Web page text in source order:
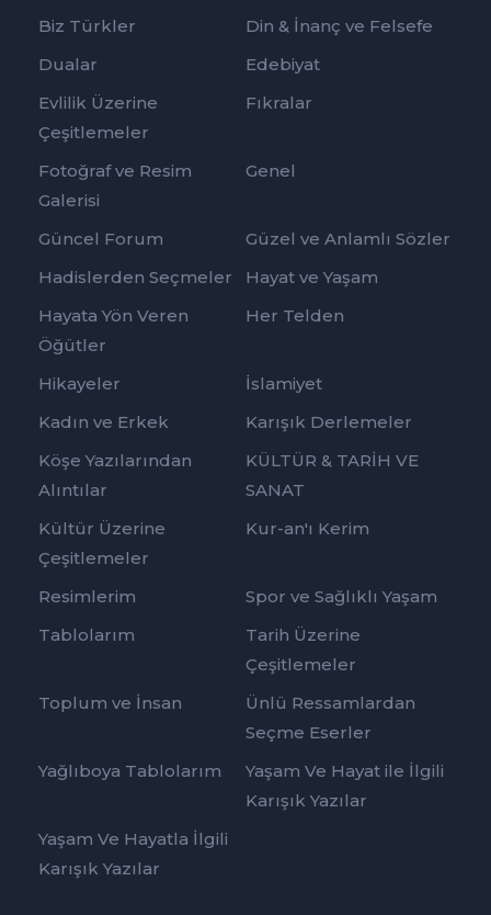
Biz Türkler
Din & İnanç ve Felsefe
Dualar
Edebiyat
Evlilik Üzerine
Çeşitlemeler
Fıkralar
Fotoğraf ve Resim
Galerisi
Genel
Güncel Forum
Güzel ve Anlamlı Sözler
Hadislerden Seçmeler
Hayat ve Yaşam
Hayata Yön Veren
Öğütler
Her Telden
Hikayeler
İslamiyet
Kadın ve Erkek
Karışık Derlemeler
Köşe Yazılarından
Alıntılar
KÜLTÜR & TARİH VE
SANAT
Kültür Üzerine
Çeşitlemeler
Kur-an'ı Kerim
Resimlerim
Spor ve Sağlıklı Yaşam
Tablolarım
Tarih Üzerine
Çeşitlemeler
Toplum ve İnsan
Ünlü Ressamlardan
Seçme Eserler
Yağlıboya Tablolarım
Yaşam Ve Hayat ile İlgili
Karışık Yazılar
Yaşam Ve Hayatla İlgili
Karışık Yazılar